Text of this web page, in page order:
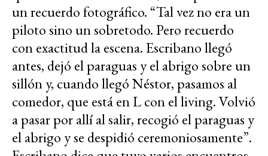
un recuerdo fotográfico. “Tal vez no era un
piloto sino un sobretodo. Pero recuerdo
con exactitud la escena. Escribano llegó
antes, dejó el paraguas y el abrigo sobre un
sillón y, cuando llegó Néstor, pasamos al
comedor, que está en L con el living. Volvió
a pasar por allí al salir, recogió el paraguas y
el abrigo y se despidió ceremoniosamente”.